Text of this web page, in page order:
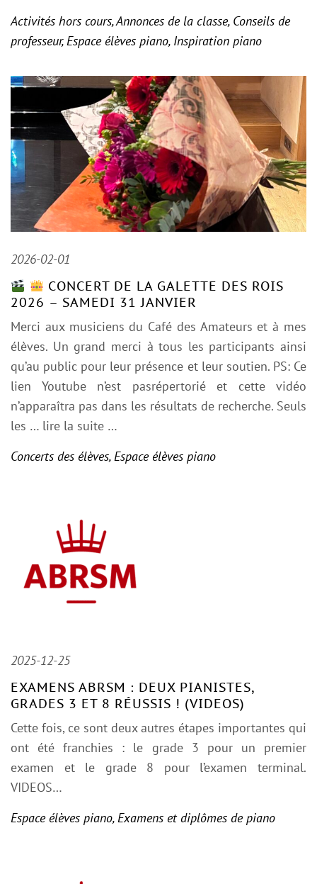
Activités hors cours,Annonces de la classe, Conseils de
professeur,Espace élèves piano, Inspiration piano
2026-02-01
CONCERT DE LA GALETTE DES ROIS
2026 – SAMEDI 31 JANVIER
Merci aux musiciens du Café des Amateurs et à mes
élèves. Un grand merci à tous les participants ainsi
qu’au public pour leur présence et leur soutien. PS: Ce
lien Youtube n’est pasrépertorié et cette vidéo
n’apparaîtra pas dans les résultats de recherche. Seuls
les … lire la suite …
Concerts des élèves,Espace élèves piano
2025-12-25
EXAMENS ABRSM : DEUX PIANISTES,
GRADES 3 ET 8 RÉUSSIS ! (VIDEOS)
Cette fois, ce sont deux autres étapes importantes qui
ont été franchies : le grade 3 pour un premier
examen et le grade 8 pour l’examen terminal.
VIDEOS…
Espace élèves piano,Examens et diplômes de piano